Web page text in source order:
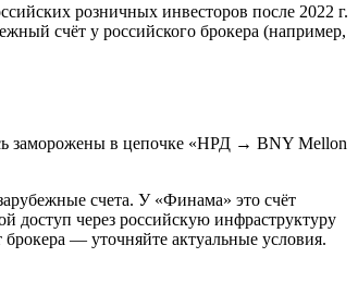
розничных инвесторов после 2022 г.
счёт у российского брокера (например,
заморожены в цепочке «НРД → BNY Mellon
счета. У «Финама» это счёт
доступ через российскую инфраструктуру
— уточняйте актуальные условия.